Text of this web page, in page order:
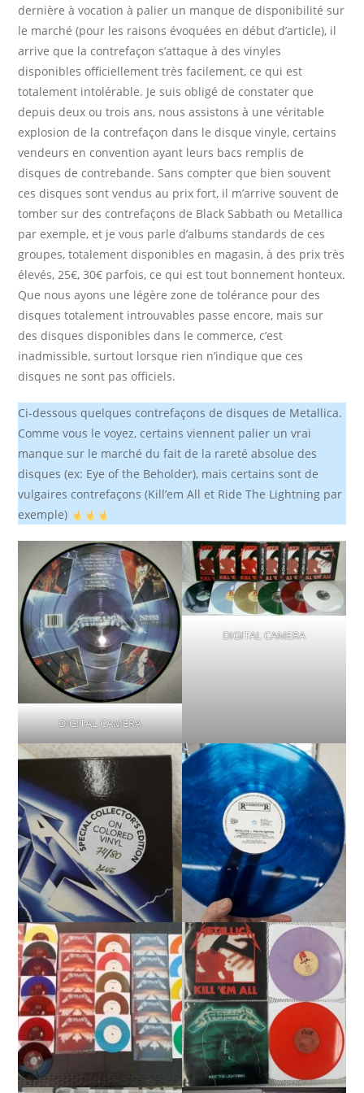
dernière à vocation à palier un manque de disponibilité sur
le marché (pour les raisons évoquées en début d’article), il
arrive que la contrefaçon s’attaque à des vinyles
disponibles officiellement très facilement, ce qui est
totalement intolérable. Je suis obligé de constater que
depuis deux ou trois ans, nous assistons à une véritable
explosion de la contrefaçon dans le disque vinyle, certains
vendeurs en convention ayant leurs bacs remplis de
disques de contrebande. Sans compter que bien souvent
ces disques sont vendus au prix fort, il m’arrive souvent de
tomber sur des contrefaçons de Black Sabbath ou Metallica
par exemple, et je vous parle d’albums standards de ces
groupes, totalement disponibles en magasin, à des prix très
élevés, 25€, 30€ parfois, ce qui est tout bonnement honteux.
Que nous ayons une légère zone de tolérance pour des
disques totalement introuvables passe encore, mais sur
des disques disponibles dans le commerce, c’est
inadmissible, surtout lorsque rien n’indique que ces
disques ne sont pas officiels.
Ci-dessous quelques contrefaçons de disques de Metallica.
Comme vous le voyez, certains viennent palier un vrai
manque sur le marché du fait de la rareté absolue des
disques (ex: Eye of the Beholder), mais certains sont de
vulgaires contrefaçons (Kill’em All et Ride The Lightning par
exemple)
DIGITAL CAMERA
DIGITAL CAMERA